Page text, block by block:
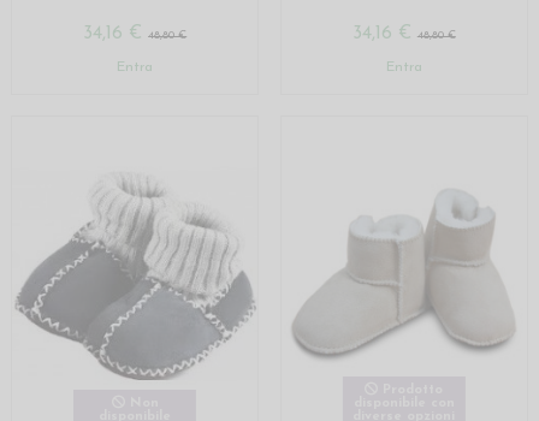
34,16 €48,80 €
Entra
34,16 € 48,80 €
Entra